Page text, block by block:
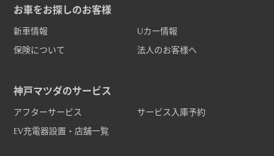
お車をお探しのお客様
新車情報
Uカー情報
保険について
法人のお客様へ
神戸マツダのサービス
アフターサービス
サービス入庫予約
EV充電器設置・店舗一覧